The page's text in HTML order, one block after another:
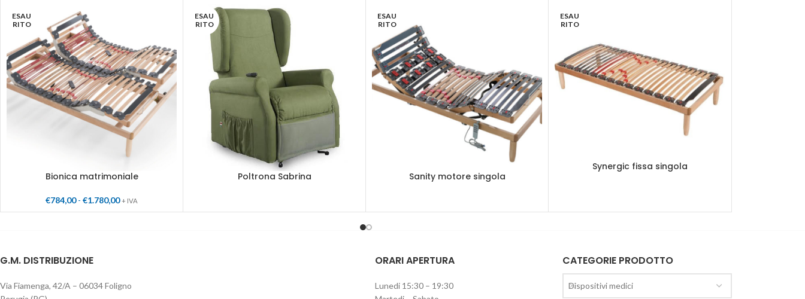
ESAU
RITO
Bionica matrimoniale
€784,00 - €1.780,00 + IVA
ESAU
RITO
Poltrona Sabrina
ESAU
RITO
Sanity motore singola
ESAU
RITO
Synergic fissa singola
G.M. DISTRIBUZIONE
Via Fiamenga, 42/A – 06034 Foligno
ORARI APERTURA
Lunedi 15:30 – 19:30
CATEGORIE PRODOTTO
Dispositivi medici